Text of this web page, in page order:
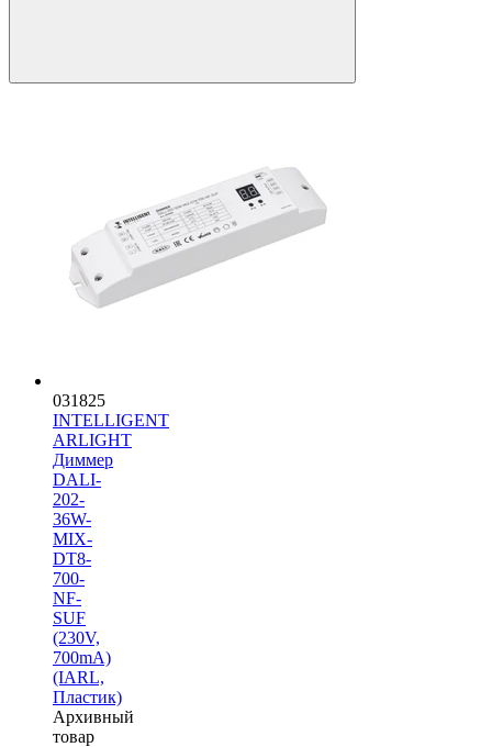
031825
INTELLIGENT
ARLIGHT
Диммер
DALI-
202-
36W-
MIX-
DT8-
700-
NF-
SUF
(230V,
700mА)
(IARL,
Пластик)
Архивный
товар